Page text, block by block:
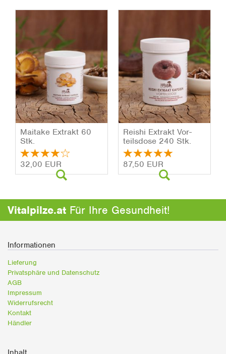
Mai­ta­ke Ex­trakt 60
Stk.
32,00 EUR
Rei­shi Ex­trakt Vor­
teils­do­se 240 Stk.
87,50 EUR
Vitalpilze.at Für Ihre Gesundheit!
Informationen
Lieferung
Privatsphäre und Datenschutz
AGB
Impressum
Widerrufsrecht
Kontakt
Händler